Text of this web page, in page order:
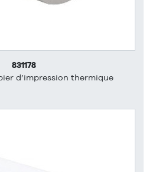
831178
d’impression thermique